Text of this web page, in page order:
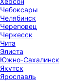
Чебоксары
Челябинск
Череповец
Черкесск
Чита
Элиста
Южно-Сахалинск
Якутск
Ярославль